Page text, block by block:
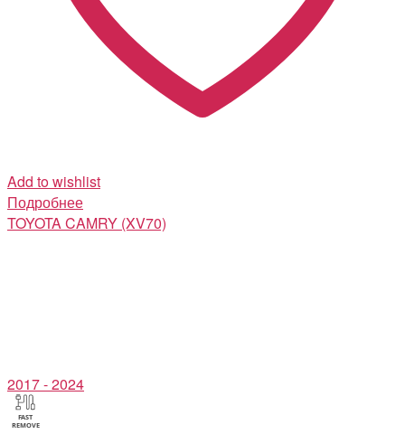
Add to wishlist
Подробнее
TOYOTA CAMRY (XV70)
2017 - 2024